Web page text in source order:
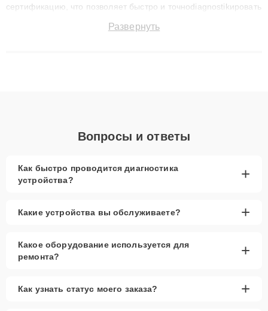
сертификацию, что позволяет быстро и точноdiagnostikировать
до 3 лет. Наши мастера решают сложные случаи: от замены
Развернуть
Вопросы и ответы
Как быстро проводится диагностика
устройства?
+
Какие устройства вы обслуживаете? +
Какое оборудование используется для
ремонта?
+
Как узнать статус моего заказа? +